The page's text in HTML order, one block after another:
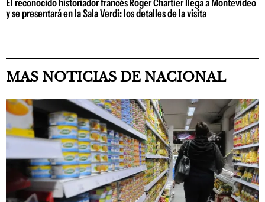
El reconocido historiador francés Roger Chartier llega a Montevideo
y se presentará en la Sala Verdi: los detalles de la visita
MAS NOTICIAS DE NACIONAL